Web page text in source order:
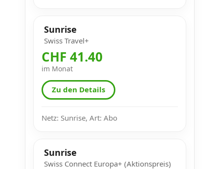
Sunrise
Swiss Travel+
CHF 41.40
im Monat
Zu den Details
Netz: Sunrise, Art: Abo
Sunrise
Swiss Connect Europa+ (Aktionspreis)